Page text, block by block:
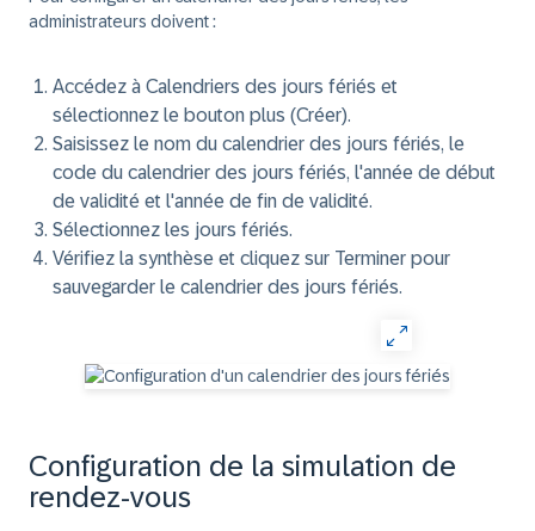
administrateurs doivent :
Accédez à Calendriers des jours fériés et
sélectionnez le bouton plus (Créer).
Saisissez le nom du calendrier des jours fériés, le
code du calendrier des jours fériés, l'année de début
de validité et l'année de fin de validité.
Sélectionnez les jours fériés.
Vérifiez la synthèse et cliquez sur Terminer pour
sauvegarder le calendrier des jours fériés.
Configuration de la simulation de
rendez-vous